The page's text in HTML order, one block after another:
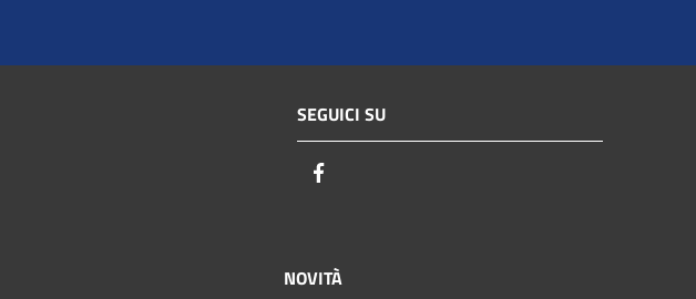
SEGUICI SU
NOVITÀ